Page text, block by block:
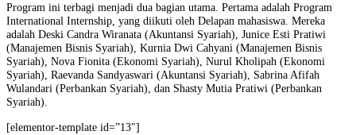
Program ini terbagi menjadi dua bagian utama. Pertama adalah Program
International Internship, yang diikuti oleh Delapan mahasiswa. Mereka
adalah Deski Candra Wiranata (Akuntansi Syariah), Junice Esti Pratiwi
(Manajemen Bisnis Syariah), Kurnia Dwi Cahyani (Manajemen Bisnis
Syariah), Nova Fionita (Ekonomi Syariah), Nurul Kholipah (Ekonomi
Syariah), Raevanda Sandyaswari (Akuntansi Syariah), Sabrina Afifah
Wulandari (Perbankan Syariah), dan Shasty Mutia Pratiwi (Perbankan
Syariah).
[elementor-template id=”13″]